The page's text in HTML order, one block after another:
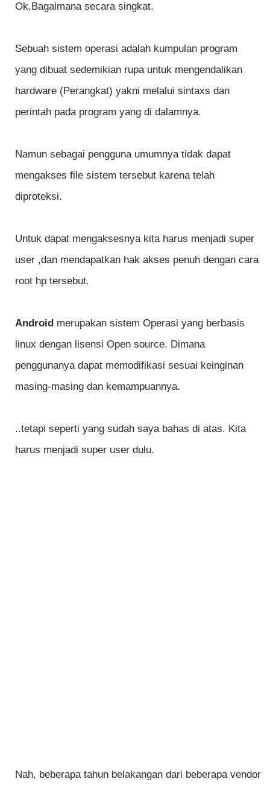
Ok,Bagaimana secara singkat.
Sebuah sistem operasi adalah kumpulan program
yang dibuat sedemikian rupa untuk mengendalikan
hardware (Perangkat) yakni melalui sintaxs dan
perintah pada program yang di dalamnya.
Namun sebagai pengguna umumnya tidak dapat
mengakses file sistem tersebut karena telah
diproteksi.
Untuk dapat mengaksesnya kita harus menjadi super
user ,dan mendapatkan hak akses penuh dengan cara
root hp tersebut.
Android merupakan sistem Operasi yang berbasis
linux dengan lisensi Open source. Dimana
penggunanya dapat memodifikasi sesuai keinginan
masing-masing dan kemampuannya.
..tetapi seperti yang sudah saya bahas di atas. Kita
harus menjadi super user dulu.
Nah, beberapa tahun belakangan dari beberapa vendor